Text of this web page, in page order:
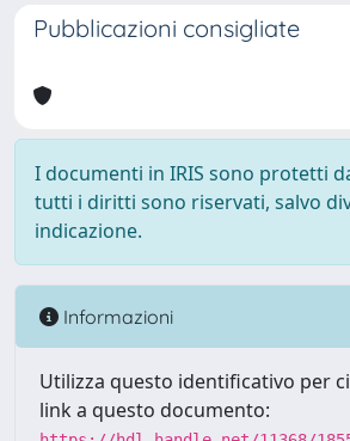
Pubblicazioni consigliate
I documenti in IRIS sono protetti
tutti i diritti sono riservati, salvo
indicazione.
Informazioni
Utilizza questo identificativo per
link a questo documento: